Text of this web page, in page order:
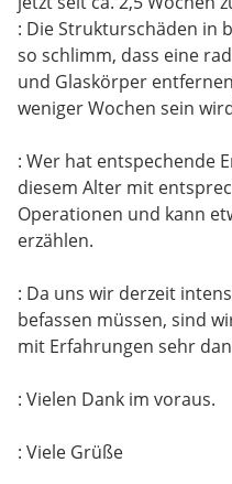
: Die Strukturschäden in
so schlimm, dass eine
und Glaskörper
weniger Wochen sein
: Wer hat entspechende
diesem Alter mit
Operationen und kann
erzählen.
: Da uns wir derzeit
befassen müssen, sind
mit Erfahrungen sehr
: Vielen Dank im voraus.
: Viele Grüße